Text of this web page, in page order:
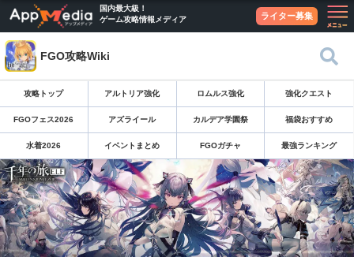
国内最大級！
ゲーム攻略情報メディア
ライター募集
FGO攻略Wiki
攻略トップ アルトリア強化 ロムルス強化 強化クエスト
FGOフェス2026 アズライール カルデア学園祭 福袋おすすめ
水着2026 イベントまとめ FGOガチャ 最強ランキング